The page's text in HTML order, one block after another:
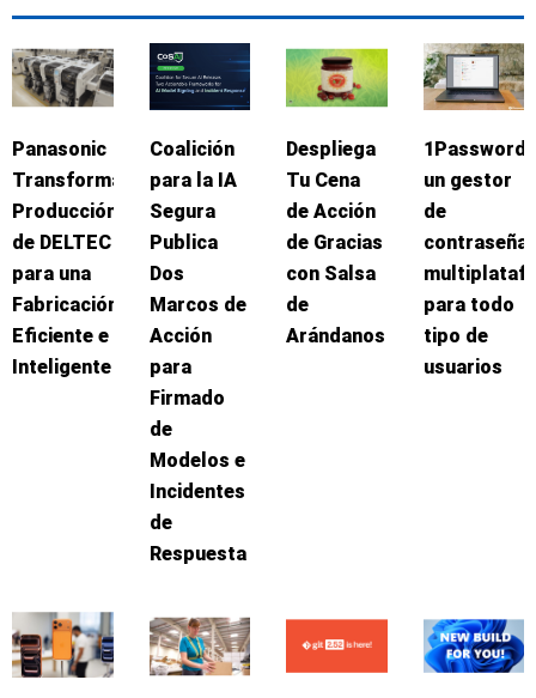
Panasonic
Transforma
Producción
de DELTEC
para una
Fabricación
Eficiente e
Inteligente
Coalición
para la IA
Segura
Publica
Dos
Marcos de
Acción
para
Firmado
de
Modelos e
Incidentes
de
Respuesta
Despliega
Tu Cena
de Acción
de Gracias
con Salsa
de
Arándanos
1Password:
un gestor
de
para todo
tipo de
usuarios